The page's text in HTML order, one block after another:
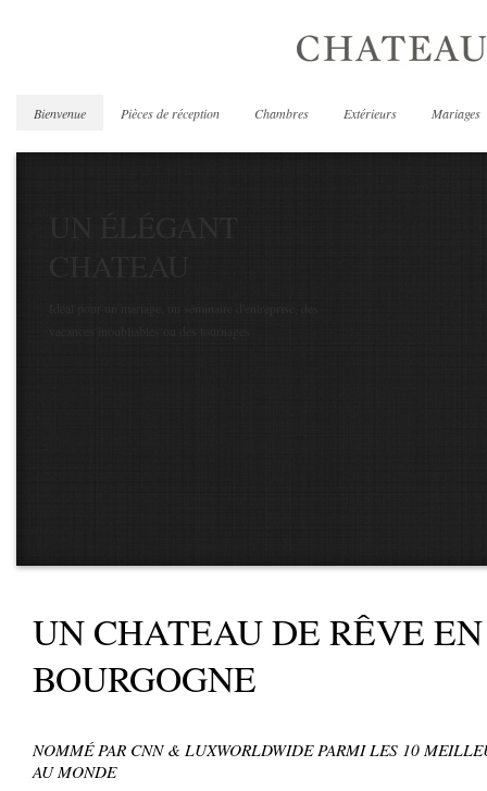
Bienvenue Pièces de réception Chambres Extérieurs Mariages
CHATEAU
UN CHATEAU DE RÊVE EN
BOURGOGNE
NOMMÉ PAR CNN & LUXWORLDWIDE PARMI LES 10
AU MONDE